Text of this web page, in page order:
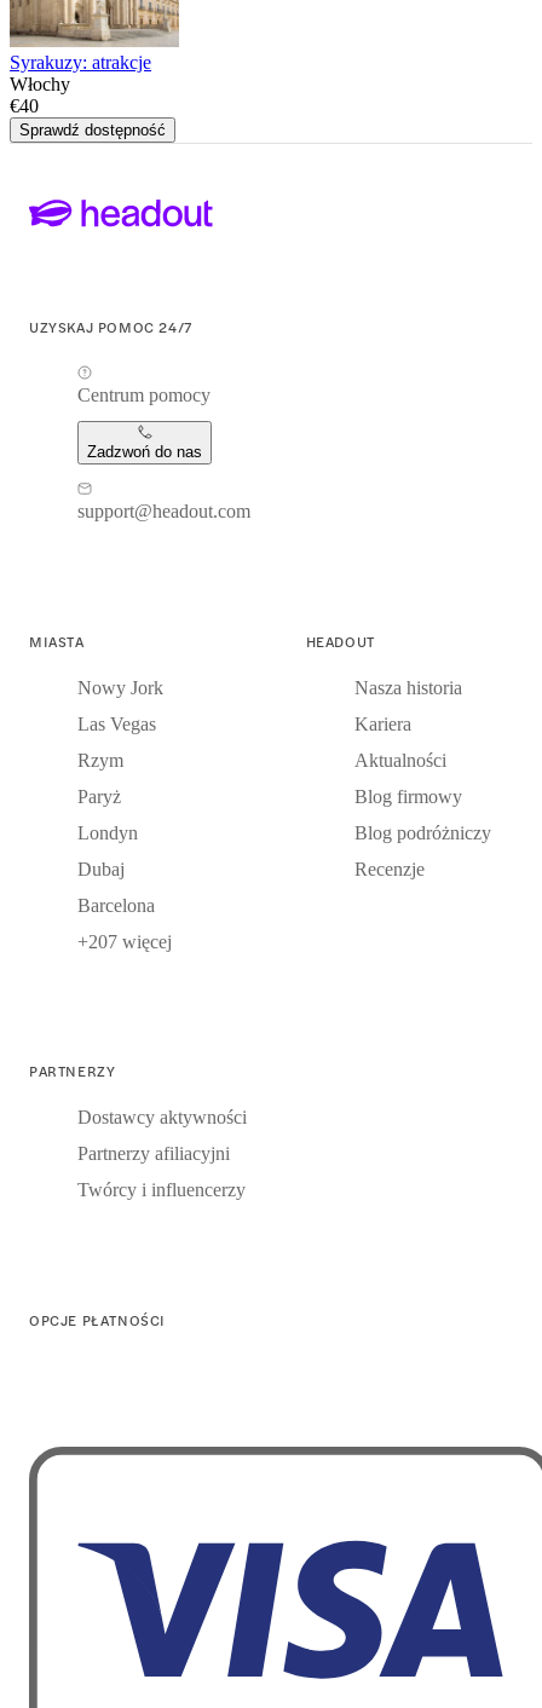
Syrakuzy: atrakcje
Włochy
€40
Sprawdź dostępność
UZYSKAJ POMOC 24/7
Centrum pomocy
Zadzwoń do nas
support@headout.com
MIASTA
Nowy Jork
Las Vegas
Rzym
Paryż
Londyn
Dubaj
Barcelona
+207 więcej
HEADOUT
Nasza historia
Kariera
Aktualności
Blog firmowy
Blog podróżniczy
Recenzje
PARTNERZY
Dostawcy aktywności
Partnerzy afiliacyjni
Twórcy i influencerzy
OPCJE PŁATNOŚCI